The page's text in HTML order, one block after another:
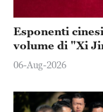
Esponenti
volume di "Xi
06-Aug-2026